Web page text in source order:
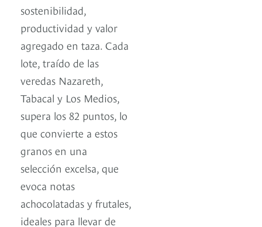
sostenibilidad,
productividad y valor
agregado en taza. Cada
lote, traído de las
veredas Nazareth,
Tabacal y Los Medios,
supera los 82 puntos, lo
que convierte a estos
granos en una
selección excelsa, que
evoca notas
achocolatadas y frutales,
ideales para llevar de